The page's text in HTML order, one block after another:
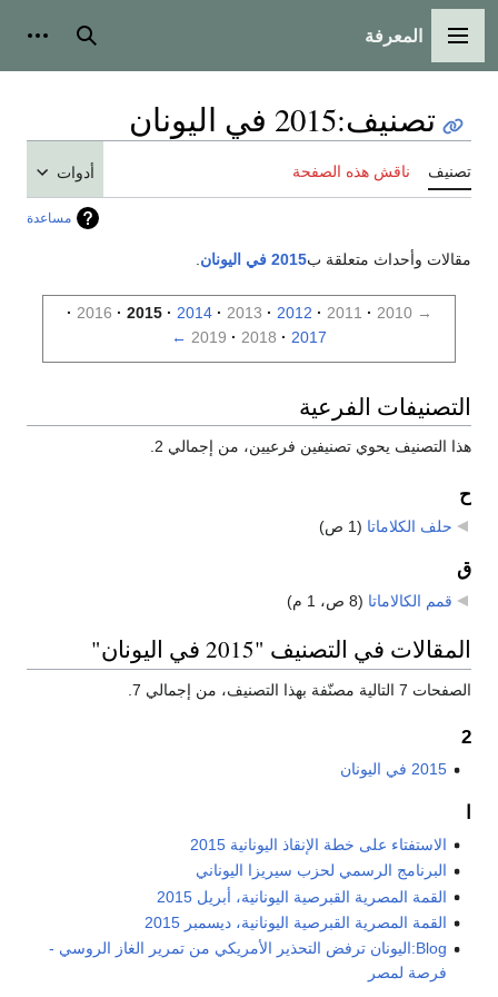
القائمة الرئيسية
المعرفة بحث
تصنيف:2015 في اليونان
تصنيف ناقش هذه الصفحة أدوات
مساعدة
مقالات وأحداث متعلقة ب2015 في اليونان
→
2010
2011
2012
2013
2014
2015
2016
2017
2018
2019
←
التصنيفات الفرعية
هذا التصنيف يحوي تصنيفين فرعيين، من إجمالي 2.
ح
حلف الكلاماتا (1 ص)
ق
قمم الكالاماتا (8 ص، 1 م)
المقالات في التصنيف "2015 في اليونان"
الصفحات 7 التالية مصنّفة بهذا التصنيف، من إجمالي 7.
2
2015 في اليونان
الاستفتاء على خطة الإنقاذ اليونانية 2015
البرنامج الرسمي لحزب سيريزا اليوناني
القمة المصرية القبرصية اليونانية، أبريل 2015
القمة المصرية القبرصية اليونانية، ديسمبر 2015
Blog:اليونان ترفض التحذير الأمريكي من تمرير الغاز الروسي -
فرصة لمصر